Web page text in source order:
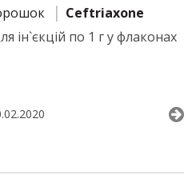
Ceftriaxone
ін`єкцій по 1 г у флаконах